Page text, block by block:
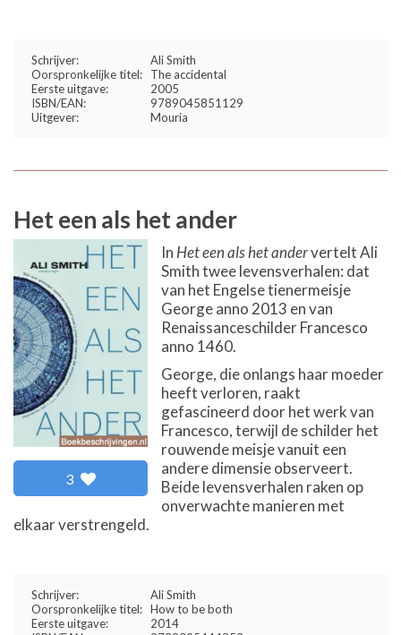
Schrijver:
Ali Smith
Oorspronkelijke titel:
The accidental
Eerste uitgave:
2005
ISBN/EAN:
9789045851129
Uitgever:
Mouria
Het een als het ander
3
In Het een als het andervertelt Ali
Smith twee levensverhalen: dat
van het Engelse tienermeisje
George anno 2013 en van
Renaissanceschilder Francesco
anno 1460.
George, die onlangs haar moeder
heeft verloren, raakt
gefascineerd door het werk van
Francesco, terwijl de schilder het
rouwende meisje vanuit een
andere dimensie observeert.
Beide levensverhalen raken op
onverwachte manieren met
elkaar verstrengeld.
Schrijver:
Ali Smith
Oorspronkelijke titel: How to be both
Eerste uitgave:
2014